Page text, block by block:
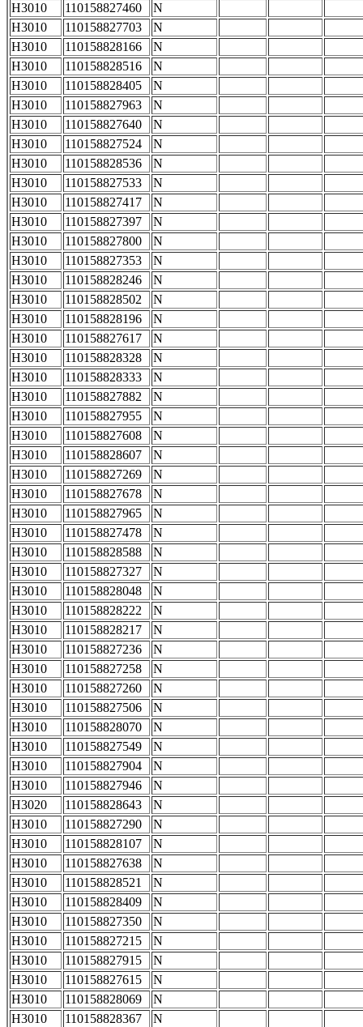
H3010
110158827460
N
H3010
110158827703
N
H3010
110158828166
N
H3010
110158828516
N
H3010
110158828405
N
H3010
110158827963
N
H3010
110158827640
N
H3010
110158827524
N
H3010
110158828536
N
H3010
110158827533
N
H3010
110158827417
N
H3010
110158827397
N
H3010
110158827800
N
H3010
110158827353
N
H3010
110158828246
N
H3010
110158828502
N
H3010
110158828196
N
H3010
110158827617
N
H3010
110158828328
N
H3010
110158828333
N
H3010
110158827882
N
H3010
110158827955
N
H3010
110158827608
N
H3010
110158828607
N
H3010
110158827269
N
H3010
110158827678
N
H3010
110158827965
N
H3010
110158827478
N
H3010
110158828588
N
H3010
110158827327
N
H3010
110158828048
N
H3010
110158828222
N
H3010
110158828217
N
H3010
110158827236
N
H3010
110158827258
N
H3010
110158827260
N
H3010
110158827506
N
H3010
110158828070
N
H3010
110158827549
N
H3010
110158827904
N
H3010
110158827946
N
H3020
110158828643
N
H3010
110158827290
N
H3010
110158828107
N
H3010
110158827638
N
H3010
110158828521
N
H3010
110158828409
N
H3010
110158827350
N
H3010
110158827215
N
H3010
110158827915
N
H3010
110158827615
N
H3010
110158828069
N
H3010
110158828367 N